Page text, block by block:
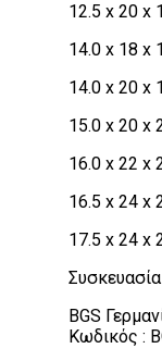
12.5 x 20 x
14.0 x 18 x
14.0 x 20 x
15.0 x 20 x
16.0 x 22 x
16.5 x 24 x
17.5 x 24 x
BGS
Κωδικός :